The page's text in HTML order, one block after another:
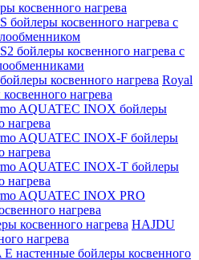
косвенного нагрева
бойлеры косвенного нагрева с
бойлеры косвенного нагрева с
Royal
нагрева
AQUATEC INOX бойлеры
нагрева
AQUATEC INOX-F бойлеры
нагрева
AQUATEC INOX-T бойлеры
нагрева
AQUATEC INOX PRO
нагрева
HAJDU
нагрева
настенные бойлеры косвенного